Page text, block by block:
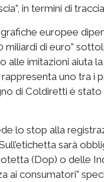
in termini di
europee
di euro”
alle imitazioni aiuta
uno tra i
di Coldiretti è
lo stop alla
sarà
(Dop) o delle
ai consumatori”